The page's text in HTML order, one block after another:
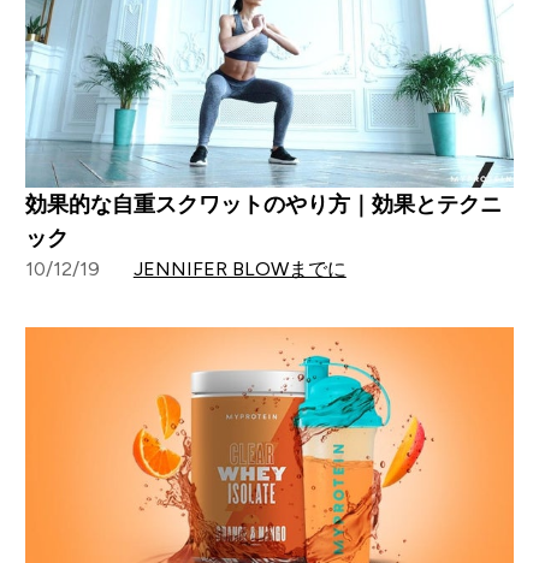
効果的な自重スクワットのやり方｜効果とテクニ
ック
10/12/19 JENNIFER BLOWまでに